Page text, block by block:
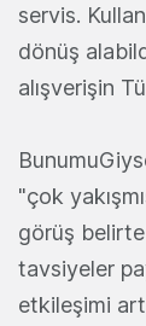
servis.
dönüş
alışverişin
"çok
görüş
tavsiyeler
etkileşimi